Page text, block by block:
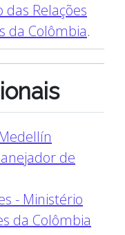
das Relações
da Colômbia.
de
- Ministério
da Colômbia